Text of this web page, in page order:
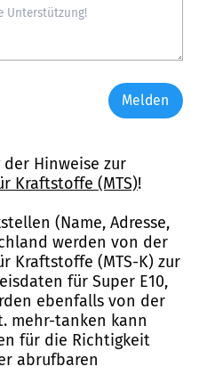
Melden
Hinweise zur
Kraftstoffe (MTS)!
(Name, Adresse,
werden von der
Kraftstoffe (MTS-K) zur
für Super E10,
ebenfalls von der
mehr-tanken kann
für die Richtigkeit
abrufbaren